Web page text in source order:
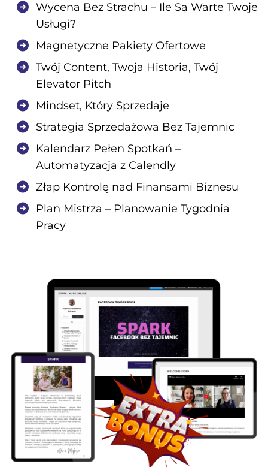
Wycena Bez Strachu – Ile Są Warte Twoje
Usługi?
Magnetyczne Pakiety Ofertowe
Twój Content, Twoja Historia, Twój
Elevator Pitch
Mindset, Który Sprzedaje
Strategia Sprzedażowa Bez Tajemnic
Kalendarz Pełen Spotkań –
Automatyzacja z Calendly
Złap Kontrolę nad Finansami Biznesu
Plan Mistrza – Planowanie Tygodnia
Pracy